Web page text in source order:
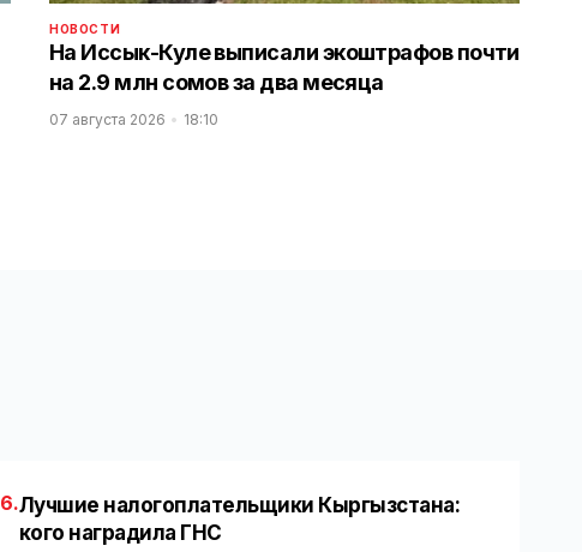
НОВОСТИ
На Иссык-Куле выписали экоштрафов почти
на 2.9 млн сомов за два месяца
07 августа 2026 18:10
6.Лучшие налогоплательщики Кыргызстана:
кого наградила ГНС